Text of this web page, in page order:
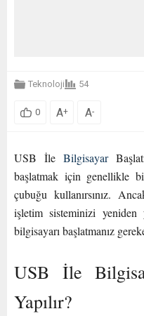
Teknoloji 54
0 A+ A-
USB İle Bilgisayar
başlatmak için genellikle
çubuğu kullanırsınız.
işletim sisteminizi
bilgisayarı başlatmanız
USB İle
Yapılır?